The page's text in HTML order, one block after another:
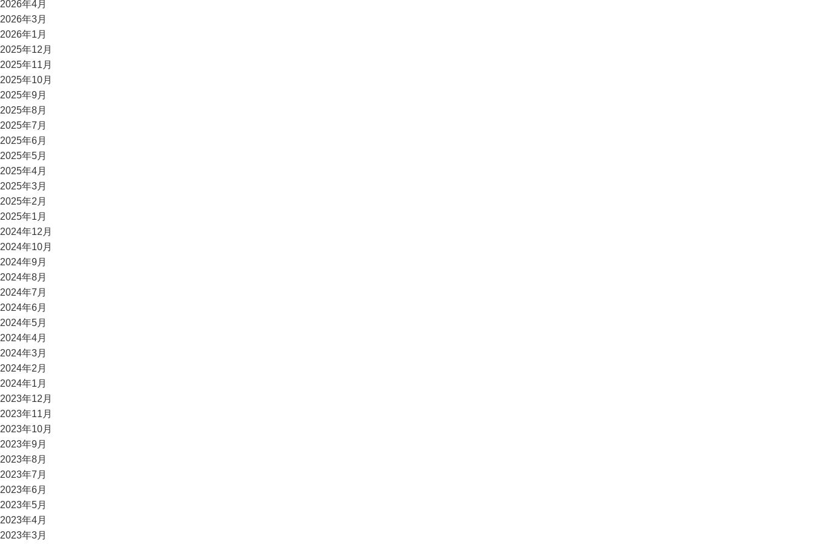
2026年4月
2026年3月
2026年1月
2025年12月
2025年11月
2025年10月
2025年9月
2025年8月
2025年7月
2025年6月
2025年5月
2025年4月
2025年3月
2025年2月
2025年1月
2024年12月
2024年10月
2024年9月
2024年8月
2024年7月
2024年6月
2024年5月
2024年4月
2024年3月
2024年2月
2024年1月
2023年12月
2023年11月
2023年10月
2023年9月
2023年8月
2023年7月
2023年6月
2023年5月
2023年4月
2023年3月